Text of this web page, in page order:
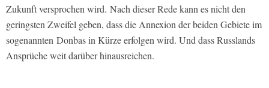
Zukunft versprochen wird. Nach dieser Rede kann es nicht den
geringsten Zweifel geben, dass die Annexion der beiden Gebiete im
sogenannten Donbas in Kürze erfolgen wird. Und dass Russlands
Ansprüche weit darüber hinausreichen.